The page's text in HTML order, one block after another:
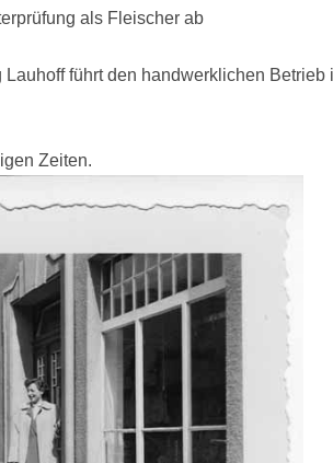
als Fleischer ab
Lauhoff führt den handwerklichen Betrieb
Zeiten.